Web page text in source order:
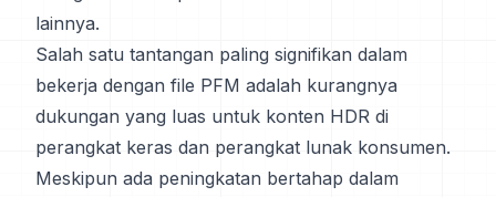
lainnya.
Salah satu tantangan paling signifikan dalam
bekerja dengan file PFM adalah kurangnya
dukungan yang luas untuk konten HDR di
perangkat keras dan perangkat lunak konsumen.
Meskipun ada peningkatan bertahap dalam